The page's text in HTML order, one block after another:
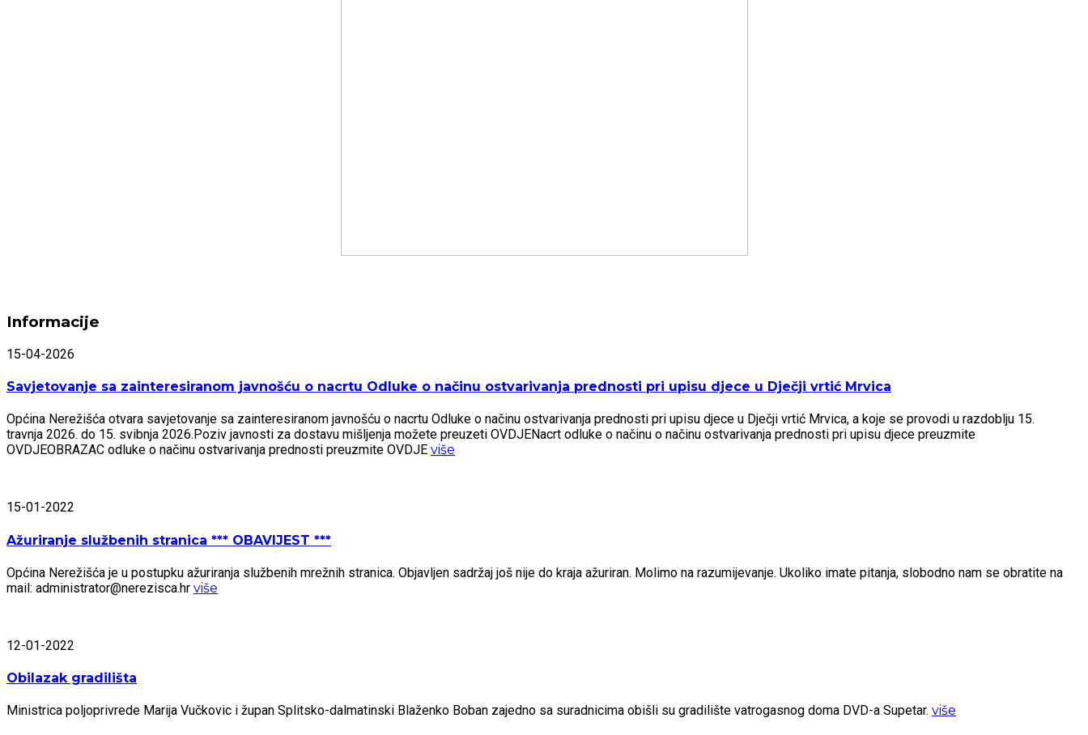
Informacije
15-04-2026
Savjetovanje sa zainteresiranom javnošću o nacrtu Odluke o načinu ostvarivanja prednosti pri upisu djece u Dječji vrtić Mrvica
Općina Nerežišća otvara savjetovanje sa zainteresiranom javnošću o nacrtu Odluke o načinu ostvarivanja prednosti pri upisu djece u Dječji vrtić Mrvica, a koje se provodi u razdoblju 15.
travnja 2026. do 15. svibnja 2026.Poziv javnosti za dostavu mišljenja možete preuzeti OVDJENacrt odluke o načinu o načinu ostvarivanja prednosti pri upisu djece preuzmite
OVDJEOBRAZAC odluke o načinu ostvarivanja prednosti preuzmite OVDJE više
15-01-2022
Ažuriranje službenih stranica *** OBAVIJEST ***
Općina Nerežišća je u postupku ažuriranja službenih mrežnih stranica. Objavljen sadržaj još nije do kraja ažuriran. Molimo na razumijevanje. Ukoliko imate pitanja, slobodno nam se obratite na
mail: administrator@nerezisca.hr više
12-01-2022
Obilazak gradilišta
Ministrica poljoprivrede Marija Vučkovic i župan Splitsko-dalmatinski Blaženko Boban zajedno sa suradnicima obišli su gradilište vatrogasnog doma DVD-a Supetar. više